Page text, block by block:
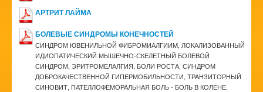
АРТРИТ ЛАЙМА
БОЛЕВЫЕ СИНДРОМЫ КОНЕЧНОСТЕЙ
СИНДРОМ ЮВЕНИЛЬНОЙ ФИБРОМИАЛГИИM, ЛОКАЛИЗОВАННЫЙ
ИДИОПАТИЧЕСКИЙ МЫШЕЧНО-СКЕЛЕТНЫЙ БОЛЕВОЙ
СИНДРОМ, ЭРИТРОМЕЛАЛГИЯ, БОЛИ РОСТА, СИНДРОМ
ДОБРОКАЧЕСТВЕННОЙ ГИПЕРМОБИЛЬНОСТИ, ТРАНЗИТОРНЫЙ
СИНОВИТ, ПАТЕЛЛОФЕМОРАЛЬНАЯ БОЛЬ - БОЛЬ В КОЛЕНЕ,